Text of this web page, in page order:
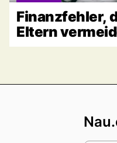
Finanzfehler,
Eltern